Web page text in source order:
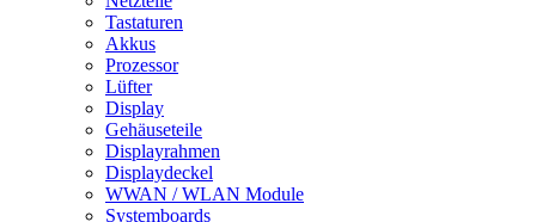
Tastaturen
Akkus
Prozessor
Lüfter
Display
Gehäuseteile
Displayrahmen
Displaydeckel
WWAN / WLAN Module
Systemboards